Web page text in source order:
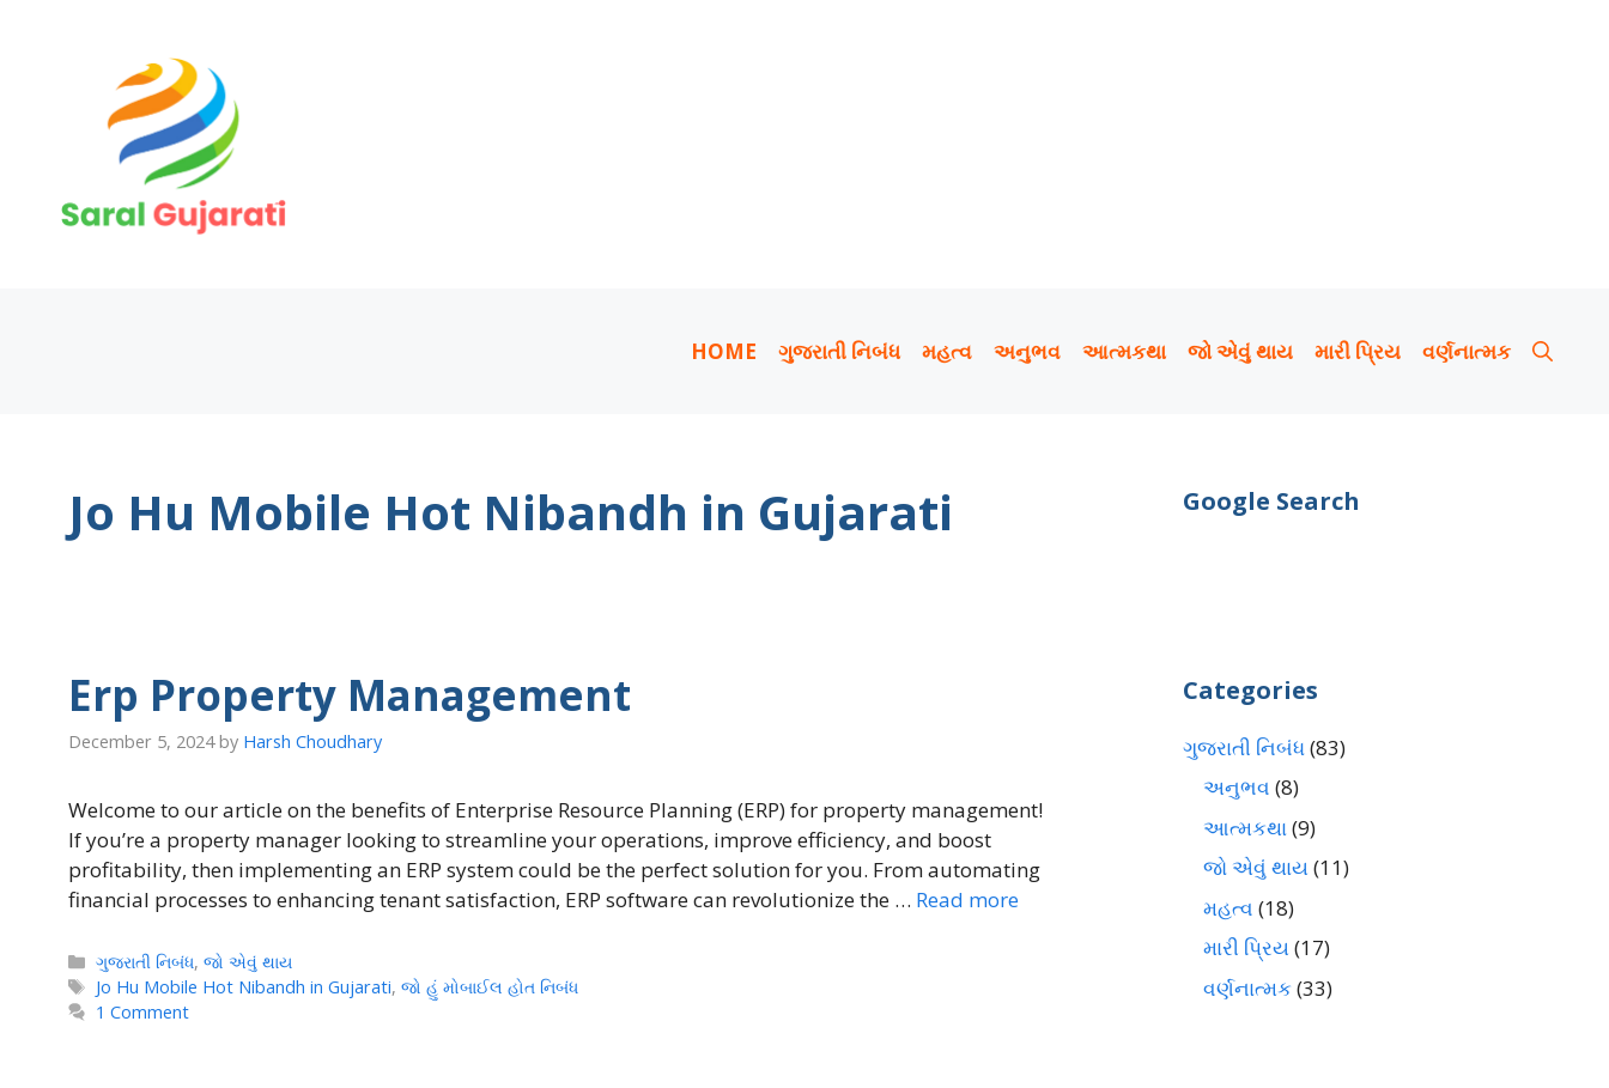
HOME ગુજરાતી નિબંધ મહત્વ અનુભવ આત્મકથા જો એવું થાય મારી પ્રિય વર્ણનાત્મક
Jo Hu Mobile Hot Nibandh in Gujarati
Erp Property Management
December 5, 2024 by Harsh Choudhary
Welcome to our article on the benefits of Enterprise Resource Planning (ERP) for property management!
If you’re a property manager looking to streamline your operations, improve efficiency, and boost
profitability, then implementing an ERP system could be the perfect solution for you. From automating
financial processes to enhancing tenant satisfaction, ERP software can revolutionize the … Read more
Categories
ગુજરાતી નિબંધ,જો એવું થાય
Tags
Jo Hu Mobile Hot Nibandh in Gujarati,જો હું મોબાઈલ હોત નિબંધ
1 Comment
Google Search
Categories
ગુજરાતી નિબંધ(83)
અનુભવ (8)
આત્મકથા(9)
જો એવું થાય(11)
મહત્વ (18)
મારી પ્રિય(17)
વર્ણનાત્મક(33)